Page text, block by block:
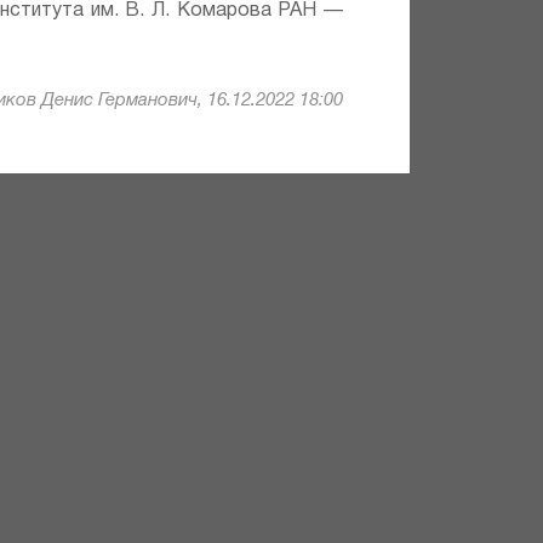
им. В. Л. Комарова РАН —
Денис Германович, 16.12.2022 18:00